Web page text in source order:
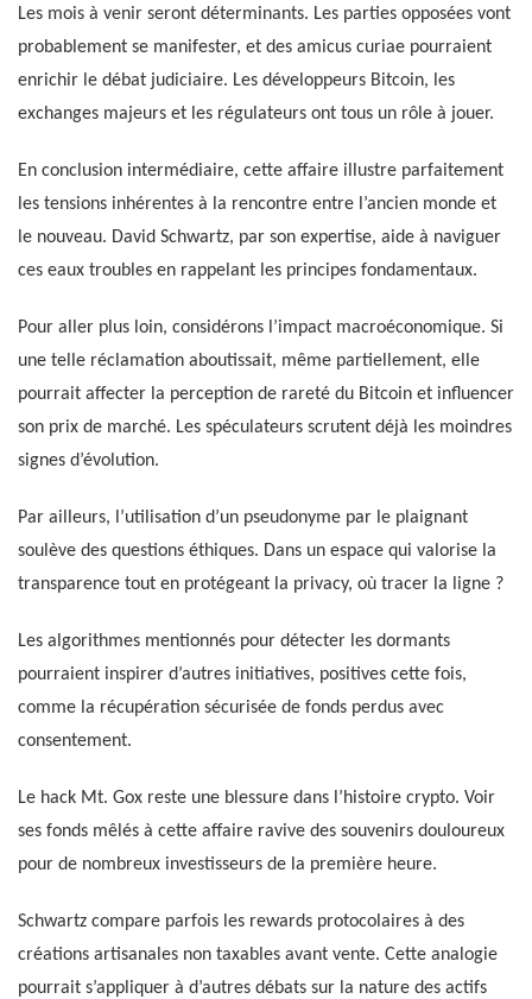
Les mois à venir seront déterminants. Les parties opposées vont
probablement se manifester, et des amicus curiae pourraient
enrichir le débat judiciaire. Les développeurs Bitcoin, les
exchanges majeurs et les régulateurs ont tous un rôle à jouer.
En conclusion intermédiaire, cette affaire illustre parfaitement
les tensions inhérentes à la rencontre entre l’ancien monde et
le nouveau. David Schwartz, par son expertise, aide à naviguer
ces eaux troubles en rappelant les principes fondamentaux.
Pour aller plus loin, considérons l’impact macroéconomique. Si
une telle réclamation aboutissait, même partiellement, elle
pourrait affecter la perception de rareté du Bitcoin et influencer
son prix de marché. Les spéculateurs scrutent déjà les moindres
signes d’évolution.
Par ailleurs, l’utilisation d’un pseudonyme par le plaignant
soulève des questions éthiques. Dans un espace qui valorise la
transparence tout en protégeant la privacy, où tracer la ligne ?
Les algorithmes mentionnés pour détecter les dormants
pourraient inspirer d’autres initiatives, positives cette fois,
comme la récupération sécurisée de fonds perdus avec
consentement.
Le hack Mt. Gox reste une blessure dans l’histoire crypto. Voir
ses fonds mêlés à cette affaire ravive des souvenirs douloureux
pour de nombreux investisseurs de la première heure.
Schwartz compare parfois les rewards protocolaires à des
créations artisanales non taxables avant vente. Cette analogie
pourrait s’appliquer à d’autres débats sur la nature des actifs